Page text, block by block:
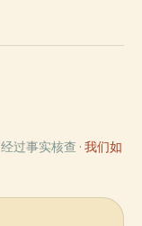
过事实核查 · 我们如